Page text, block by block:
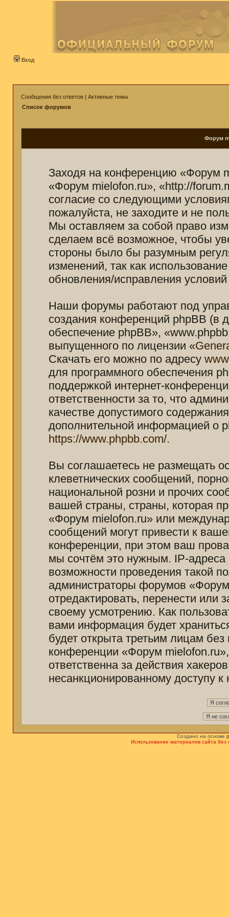
Вход
Сообщения без ответов | Активные темы
Список форумов
Форум
Заходя на конференцию «Форум
«Форум mielofon.ru», «http://
согласие со следующими
пожалуйста, не заходите и не
Мы оставляем за собой право
сделаем всё возможное, чтобы
стороны было бы разумным
изменений, так как
обновления/исправления
Наши форумы работают под
создания конференций phpBB (в
обеспечение phpBB»,
выпущенного по лицензии «
Скачать его можно по адресу
для программного обеспечения
поддержкой интернет-
ответственности за то, что
качестве допустимого
дополнительной информацией о
https://www.phpbb.com/.
Вы соглашаетесь не размещать
клеветнических сообщений,
национальной розни и прочих
вашей страны, страны, которая
«Форум mielofon.ru» или
сообщений могут привести к
конференции, при этом ваш
мы сочтём это нужным. IP-
возможности проведения такой
администраторы форумов
отредактировать, перенести
своему усмотрению. Как
вами информация будет
будет открыта третьим лицам
конференции «Форум
ответственна за действия
несанкционированному доступу к
Создано на основе
Использование материалов сайта